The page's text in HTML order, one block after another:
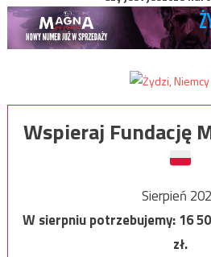
Wspieraj Fundację
Sierpień
W sierpniu potrzebujemy:16
zł.